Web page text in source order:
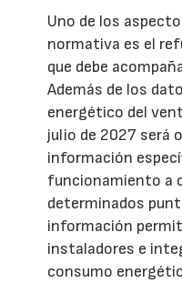
Uno de los
normativa es el
que debe
Además de los
energético del
julio de 2027 será
información
funcionamiento a
determinados
información
instaladores e
consumo